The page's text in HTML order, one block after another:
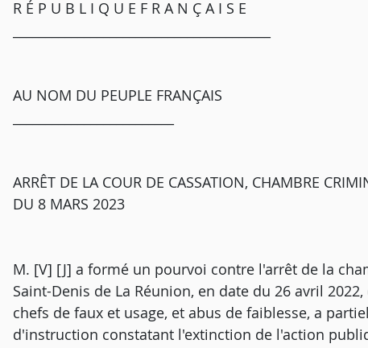
R É P U B L I Q U E F R A N Ç A I S E
AU NOM DU PEUPLE FRANÇAIS
ARRÊT DE LA COUR DE CASSATION, CHAMBRE
DU 8 MARS 2023
M. [V] [J] a formé un pourvoi contre l'arrêt de la
Saint-Denis de La Réunion, en date du 26 avril
chefs de faux et usage, et abus de faiblesse, a
d'instruction constatant l'extinction de l'action